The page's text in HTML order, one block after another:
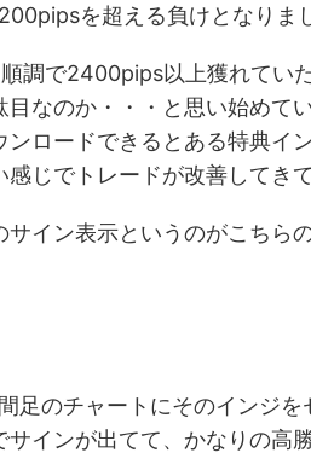
を超える負けとなりま
調で2400pips以上獲れてい
目なのか・・・と思い始めて
ンロードできるとある特典イ
じでトレードが改善してきて
イン表示というのがこちらの
足のチャートにそのインジ
サインが出てて、かなりの高